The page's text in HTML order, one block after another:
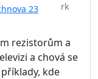
23
rk
rezistorům a
a chová se
kde